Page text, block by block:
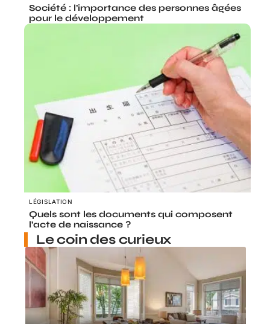
Société : l’importance des personnes âgées
pour le développement
LÉGISLATION
Quels sont les documents qui composent
l’acte de naissance ?
Le coin des curieux